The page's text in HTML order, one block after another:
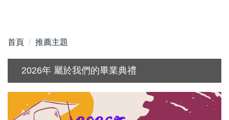
首頁 推薦主題
2026年 屬於我們的畢業典禮